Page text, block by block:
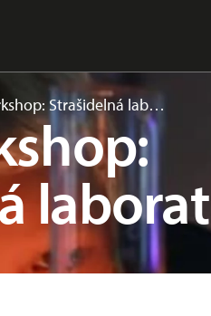
Strašidelná lab…